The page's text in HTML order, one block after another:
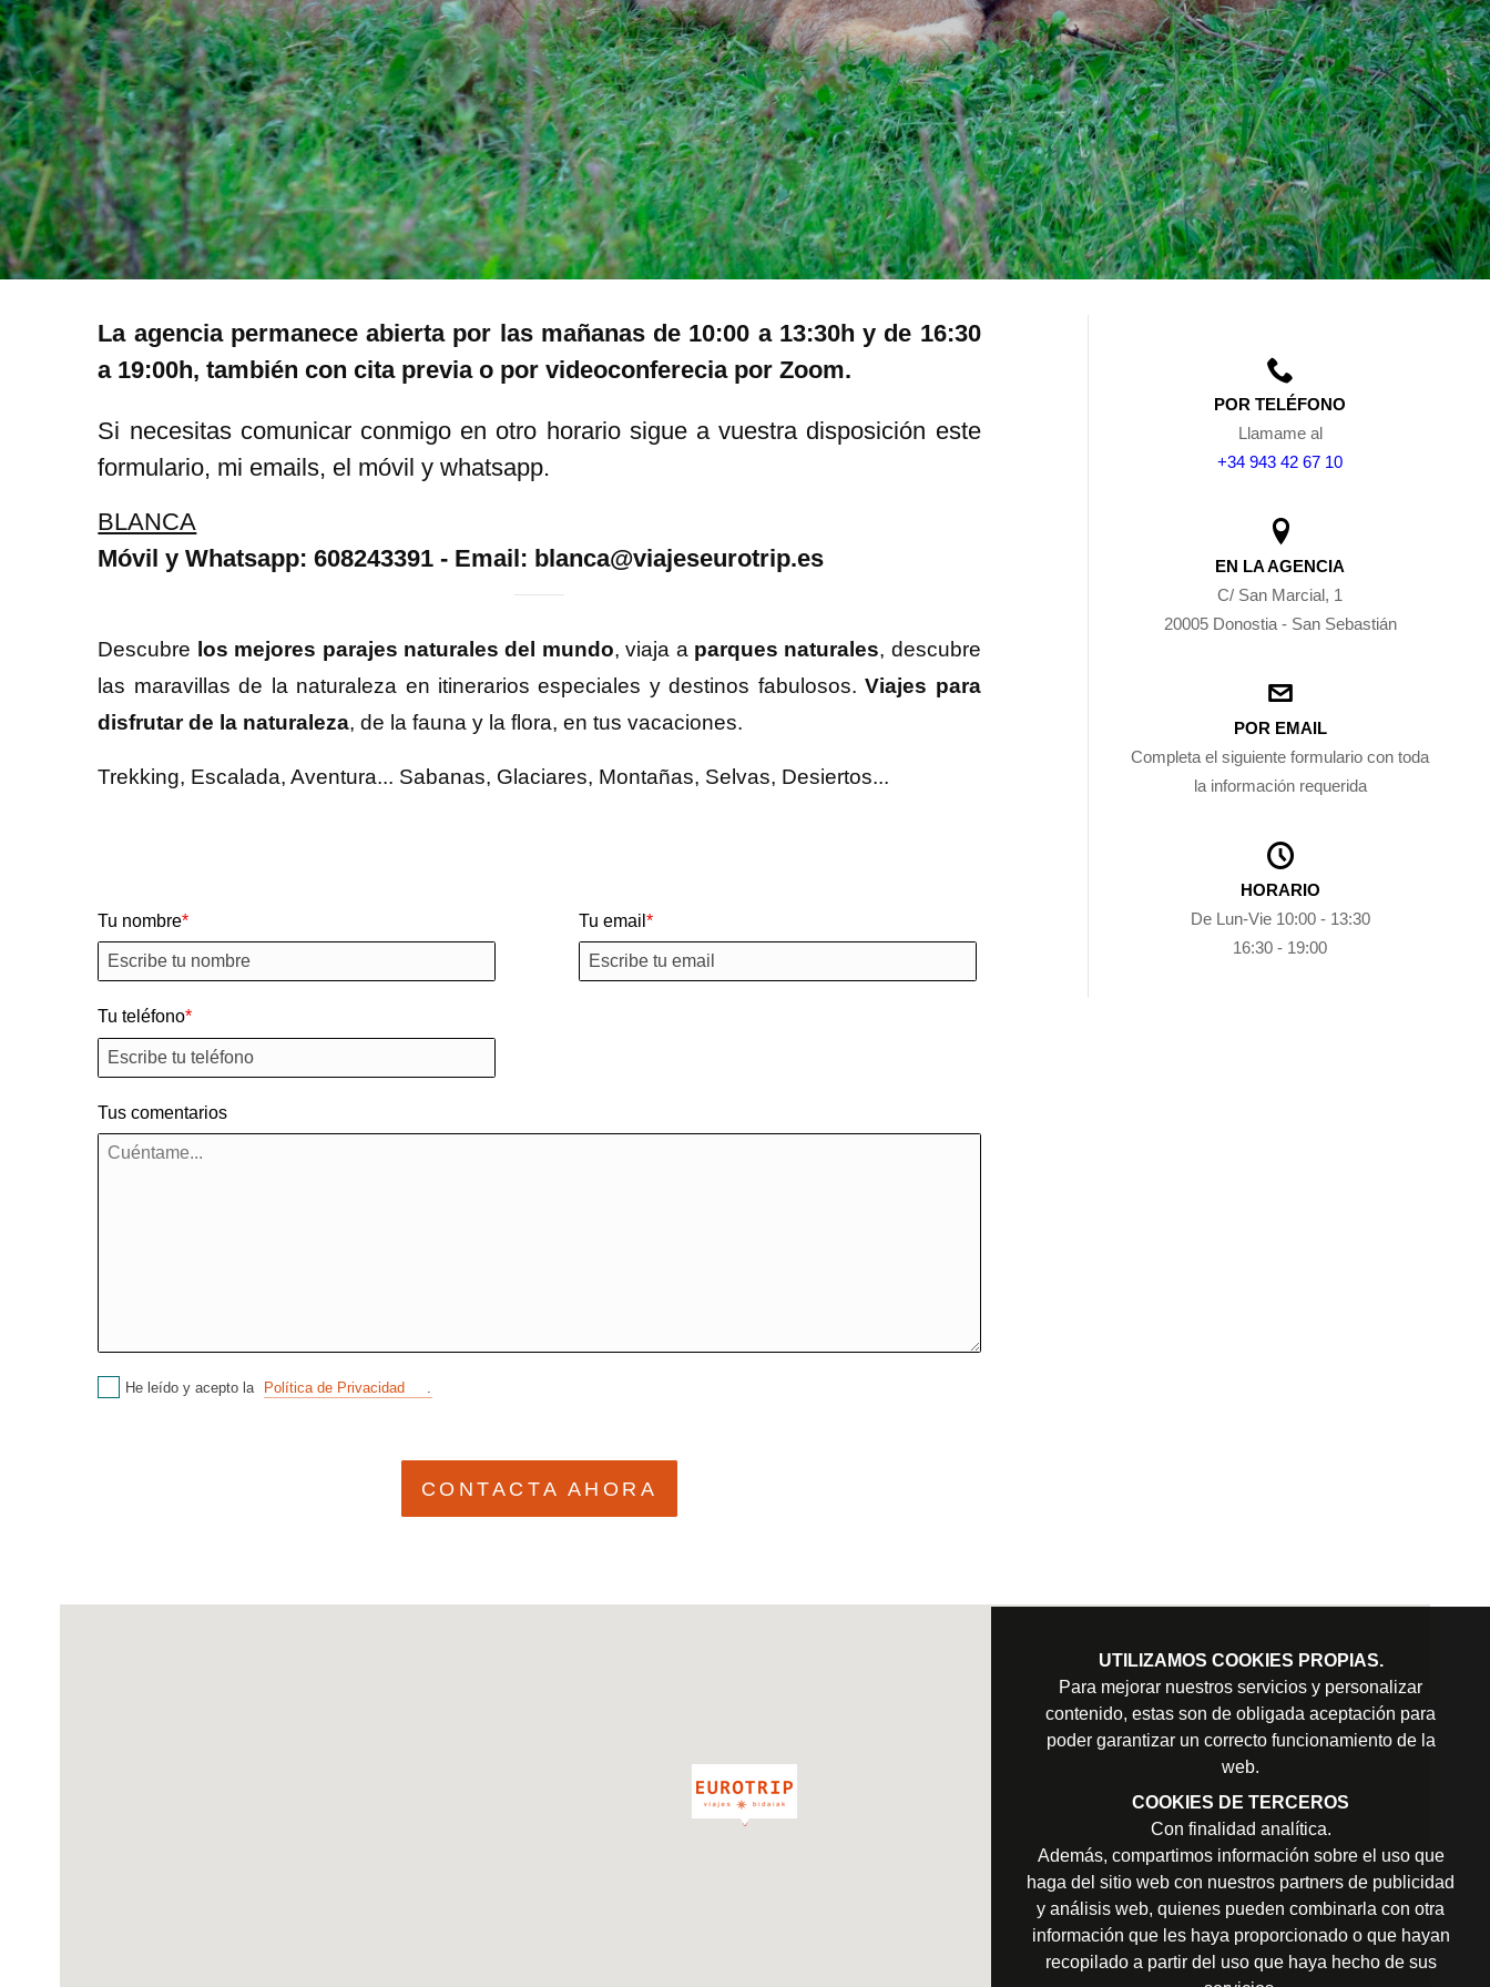
UTILIZAMOS COOKIES PROPIAS.
Para mejorar nuestros servicios y personalizar
contenido, estas son de obligada aceptación para
poder garantizar un correcto funcionamiento de la
web.
COOKIES DE TERCEROS
Con finalidad analítica.
Además, compartimos información sobre el uso que
haga del sitio web con nuestros partners de publicidad
y análisis web, quienes pueden combinarla con otra
información que les haya proporcionado o que hayan
recopilado a partir del uso que haya hecho de sus
La agencia permanece abierta por las mañanas de 10:00 a 13:30h y de 16:30
a 19:00h, también con cita previa o por videoconferecia por Zoom.
Si necesitas comunicar conmigo en otro horario sigue a vuestra disposición este
formulario, mi emails, el móvil y whatsapp.
BLANCA
Móvil y Whatsapp: 608243391 - Email: blanca@viajeseurotrip.es
Descubre los mejores parajes naturales del mundo, viaja a parques naturales, descubre
las maravillas de la naturaleza en itinerarios especiales y destinos fabulosos.Viajes para
disfrutar de la naturaleza, de la fauna y la flora, en tus vacaciones.
Trekking, Escalada, Aventura... Sabanas, Glaciares, Montañas, Selvas, Desiertos...
Tu nombre Tu email
Tu teléfono
Tus comentarios
He leído y acepto la Política de Privacidad .
POR TELÉFONO
Llamame al
+34 943 42 67 10
EN LA AGENCIA
C/ San Marcial, 1
20005 Donostia - San Sebastián
POR EMAIL
Completa el siguiente formulario con toda
la información requerida
HORARIO
De Lun-Vie 10:00 - 13:30
16:30 - 19:00